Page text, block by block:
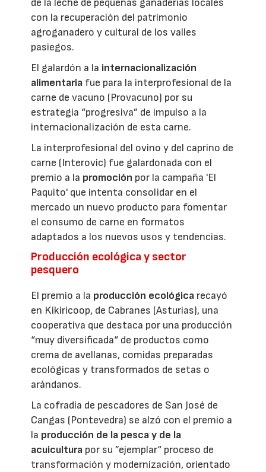
de la leche de pequeñas ganaderías locales
con la recuperación del patrimonio
agroganadero y cultural de los valles
pasiegos.
El galardón a la internacionalización
alimentaria fue para la interprofesional de la
carne de vacuno (Provacuno) por su
estrategia “progresiva” de impulso a la
internacionalización de esta carne.
La interprofesional del ovino y del caprino de
carne (Interovic) fue galardonada con el
premio a la promoción por la campaña 'El
Paquito' que intenta consolidar en el
mercado un nuevo producto para fomentar
el consumo de carne en formatos
adaptados a los nuevos usos y tendencias.
Producción ecológica y sector
pesquero
El premio a la producción ecológica recayó
en Kikiricoop, de Cabranes (Asturias), una
cooperativa que destaca por una producción
“muy diversificada“ de productos como
crema de avellanas, comidas preparadas
ecológicas y transformados de setas o
arándanos.
La cofradía de pescadores de San José de
Cangas (Pontevedra) se alzó con el premio a
la producción de la pesca y de la
acuicultura por su ”ejemplar“ proceso de
transformación y modernización, orientado